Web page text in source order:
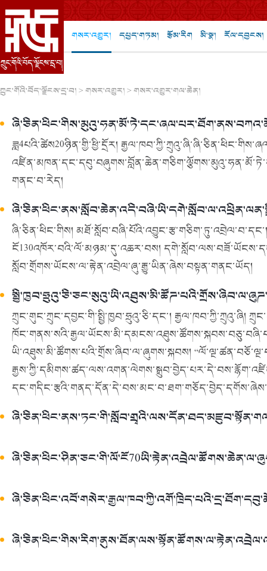
གསར་འགྱུར། དཔྱད་གཏམ། རྩོམ་རིག མི་སྣ། རོལ་དབྱངས།
ཀྲུང་གོའི་བོད་ལྗོངས་དྲ་བ།>གསར་འགྱུར།>གསར་འགྱུར་གལ་ཆེན།
ཟླ4པའི་ཚེས20ཉིན་གྱི་ཕྱི་དྲོར།
གནང་བ་རེད།
ཞི་ཅིན་ཕིང་གིས།
ངོ130འཁོར་བའི་ལོ་མཉམ་དུ་འཆར་བས།
སློབ་གྲོགས་ཡོངས་ལ་རྟེན་འབྲེལ་ཞུ་རྒྱུ་ཡིན་ཞེས་བསྟན་གནང་ཡོད།
ཀྲུང་གུང་ཀྲུང་དབྱང་གི་སྤྱི་ཁྱབ་ཧྲུའུ་ཅི་དང་། རྒྱལ་ཁབ་ཀྱི་ཀྲུའུ་ཞི།
ཡི་འཐུས་མི་ཚོགས་པའི་གྲོས་ཞིབ་ལ་ཞུགས་སྐབས།